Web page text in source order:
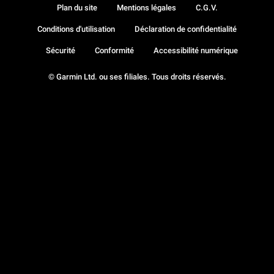
© Garmin Ltd. ou ses filiales. Tous droits réservés.
Plan du site Mentions légales C.G.V.
Conditions d'utilisation Déclaration de confidentialité
Sécurité Conformité Accessibilité numérique